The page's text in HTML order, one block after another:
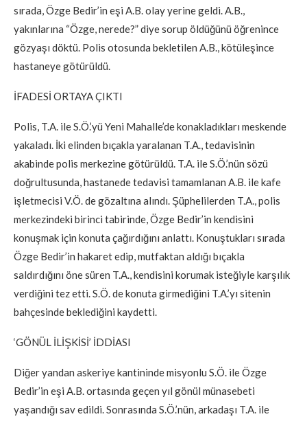
sırada, Özge Bedir’in eşi A.B. olay yerine geldi. A.B.,
yakınlarına “Özge, nerede?” diye sorup öldüğünü öğrenince
gözyaşı döktü. Polis otosunda bekletilen A.B., kötüleşince
hastaneye götürüldü.
İFADESİ ORTAYA ÇIKTI
Polis, T.A. ile S.Ö.’yü Yeni Mahalle’de konakladıkları meskende
yakaladı. İki elinden bıçakla yaralanan T.A., tedavisinin
akabinde polis merkezine götürüldü. T.A. ile S.Ö.’nün sözü
doğrultusunda, hastanede tedavisi tamamlanan A.B. ile kafe
işletmecisi V.Ö. de gözaltına alındı. Şüphelilerden T.A., polis
merkezindeki birinci tabirinde, Özge Bedir’in kendisini
konuşmak için konuta çağırdığını anlattı. Konuştukları sırada
Özge Bedir’in hakaret edip, mutfaktan aldığı bıçakla
saldırdığını öne süren T.A., kendisini korumak isteğiyle karşılık
verdiğini tez etti. S.Ö. de konuta girmediğini T.A.’yı sitenin
bahçesinde beklediğini kaydetti.
‘GÖNÜL İLİŞKİSİ’ İDDİASI
Diğer yandan askeriye kantininde misyonlu S.Ö. ile Özge
Bedir’in eşi A.B. ortasında geçen yıl gönül münasebeti
yaşandığı sav edildi. Sonrasında S.Ö.’nün, arkadaşı T.A. ile